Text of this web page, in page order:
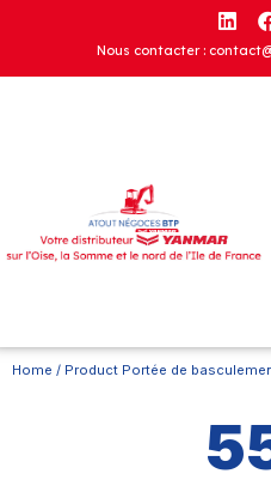
Nous contacter :
Home / Product Portée de